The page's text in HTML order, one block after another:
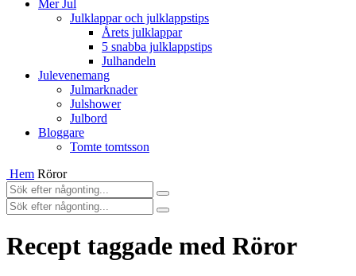
Mer Jul
Julklappar och julklappstips
Årets julklappar
5 snabba julklappstips
Julhandeln
Julevenemang
Julmarknader
Julshower
Julbord
Bloggare
Tomte tomtsson
Hem Röror
Recept taggade med Röror